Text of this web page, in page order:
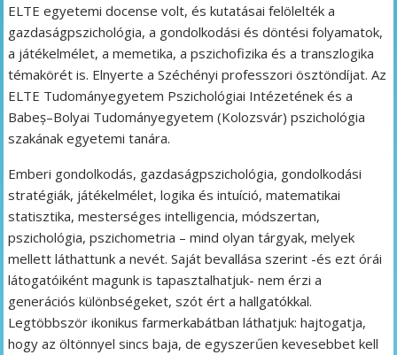
ELTE egyetemi docense volt, és kutatásai felölelték a
gazdaságpszichológia, a gondolkodási és döntési folyamatok,
a játékelmélet, a memetika, a pszichofizika és a transzlogika
témakörét is. Elnyerte a Széchényi professzori ösztöndíjat. Az
ELTE Tudományegyetem Pszichológiai Intézetének és a
Babeș–Bolyai Tudományegyetem (Kolozsvár) pszichológia
szakának egyetemi tanára.
Emberi gondolkodás, gazdaságpszichológia, gondolkodási
stratégiák, játékelmélet, logika és intuíció, matematikai
statisztika, mesterséges intelligencia, módszertan,
pszichológia, pszichometria – mind olyan tárgyak, melyek
mellett láthattunk a nevét. Saját bevallása szerint -és ezt órái
látogatóiként magunk is tapasztalhatjuk- nem érzi a
generációs különbségeket, szót ért a hallgatókkal.
Legtöbbször ikonikus farmerkabátban láthatjuk: hajtogatja,
hogy az öltönnyel sincs baja, de egyszerűen kevesebbet kell